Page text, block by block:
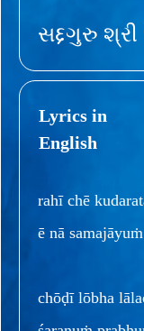
સદ્દગુરુ શ્રી
Lyrics in
English
rahī chē
ē nā samajāyuṁ
chōḍī lōbha